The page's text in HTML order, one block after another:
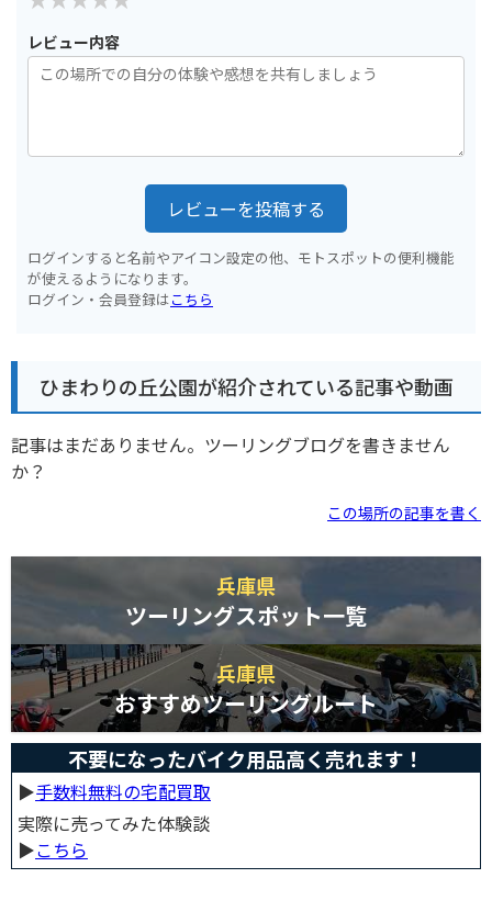
レビュー内容
レビューを投稿する
ログインすると名前やアイコン設定の他、モトスポットの便利機能
が使えるようになります。
ログイン・会員登録はこちら
ひまわりの丘公園が紹介されている記事や動画
記事はまだありません。ツーリングブログを書きません
か？
この場所の記事を書く
兵庫県
ツーリングスポット一覧
兵庫県
おすすめツーリングルート
不要になったバイク用品高く売れます！
▶︎手数料無料の宅配買取
実際に売ってみた体験談
▶︎こちら